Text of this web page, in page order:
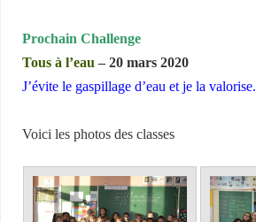
Prochain Challenge
Tous à l’eau – 20 mars 2020
J’évite le gaspillage d’eau et je la valorise.
Voici les photos des classes